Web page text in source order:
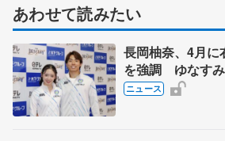
あわせて読みたい
長岡柚奈、4月に
を強調 ゆなす
演、森口澄士「
ニュース